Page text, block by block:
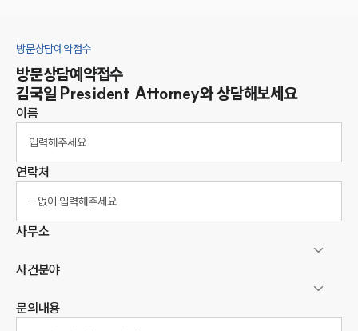
방문상담예약접수
방문상담예약접수
김국일 President Attorney와 상담해보세요
이름
연락처
사무소
사건분야
문의내용